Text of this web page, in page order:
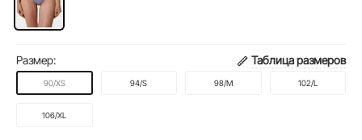
Размер: Таблица размеров
90/XS 94/S 98/M 102/L
106/XL